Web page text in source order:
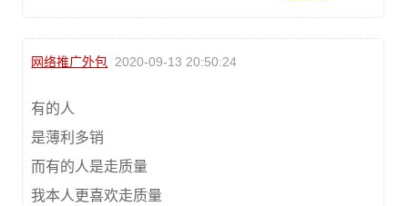
网络推广外包 2020-09-13 20:50:24
有的人
是薄利多销
而有的人是走质量
我本人更喜欢走质量